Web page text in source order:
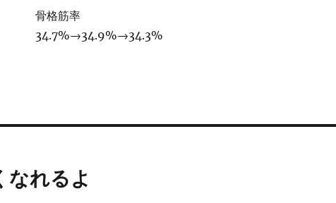
骨格筋率
34.7%→34.9%→34.3%
なれるよ